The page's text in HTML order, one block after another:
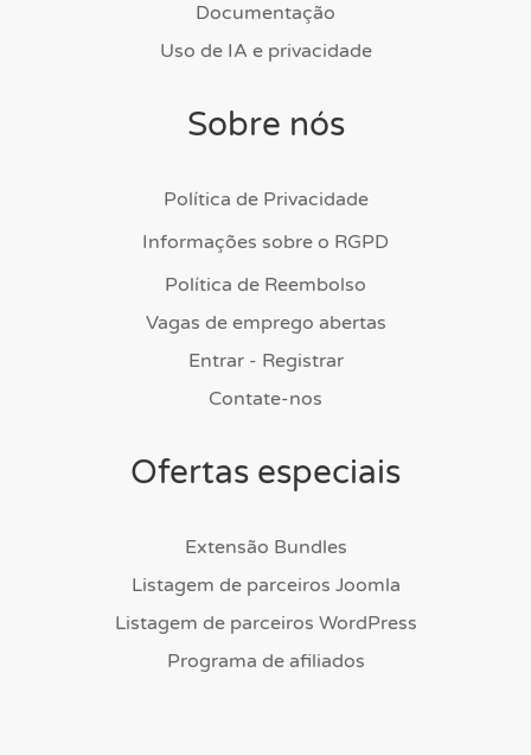
Documentação
Uso de IA e privacidade
Sobre nós
Política de Privacidade
Informações sobre o RGPD
Política de Reembolso
Vagas de emprego abertas
Entrar - Registrar
Contate-nos
Ofertas especiais
Extensão Bundles
Listagem de parceiros Joomla
Listagem de parceiros WordPress
Programa de afiliados